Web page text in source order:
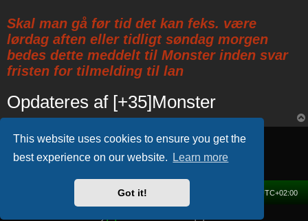
This website uses cookies to ensure you get the
best experience on our website.
Learn more
Got it!
Skal man gå før tid det kan feks. være
lørdag aften eller tidligt søndag morgen
bedes dette meddelt til Monster inden svar
fristen for tilmelding til lan
Opdateres af [+35]Monster
Locked
UTC+02:00